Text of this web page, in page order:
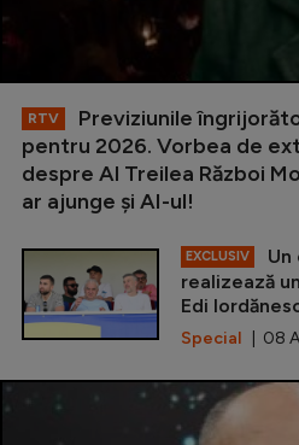
RTV
Previziunile
pentru 2026. Vorbea de
despre Al Treilea Război
ar ajunge și AI-ul!
EXCLUSIV
realizează
Edi
Special | 08